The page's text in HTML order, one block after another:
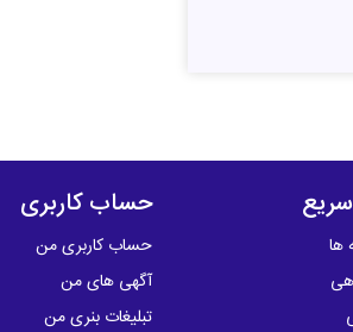
ها
حساب کاربری
حساب کاربری من
آگهی های من
تبلیغات بنری من